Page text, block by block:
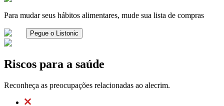
Para mudar seus hábitos alimentares, mude sua lista de compras
Pegue o Listonic
Riscos para a saúde
Reconheça as preocupações relacionadas ao alecrim.